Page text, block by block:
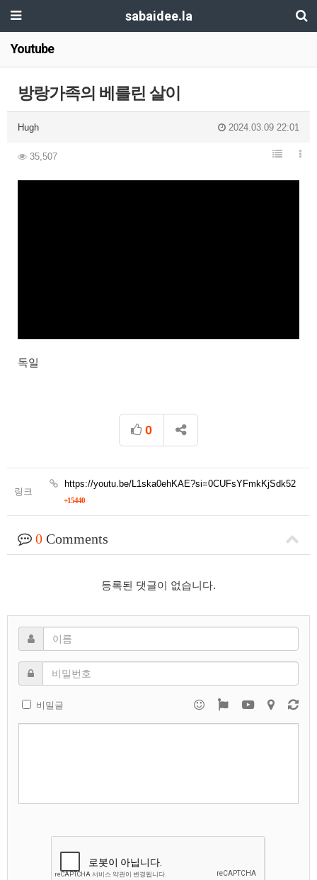
sabaidee.la
Youtube
방랑가족의 베를린 살이
Hugh 2024.03.09 22:01
35,507
독일
0
링크
https://youtu.be/L1ska0ehKAE?si=0CUFsYFmkKjSdk52
+15440
0 Comments
등록된 댓글이 없습니다.
비밀글